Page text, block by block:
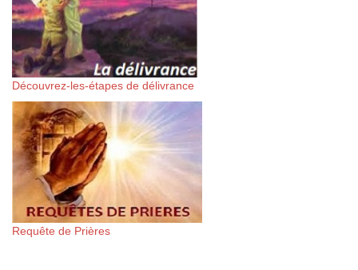
Découvrez-les-étapes de délivrance
Requête de Prières